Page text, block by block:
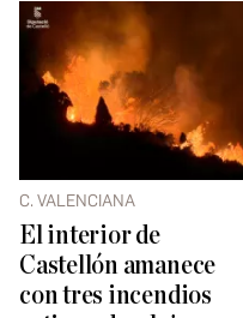
C. VALENCIANA
El interior de
Castellón amanece
con tres incendios